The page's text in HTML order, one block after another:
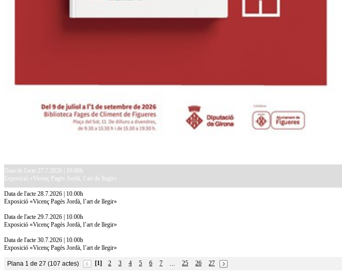
Data de l'acte 27.7.2026 | 10.00h
Exposició «Vicenç Pagès Jordà, l’art de llegir»
Data de l'acte 28.7.2026 | 10.00h
Exposició «Vicenç Pagès Jordà, l’art de llegir»
Data de l'acte 29.7.2026 | 10.00h
Exposició «Vicenç Pagès Jordà, l’art de llegir»
Data de l'acte 30.7.2026 | 10.00h
Exposició «Vicenç Pagès Jordà, l’art de llegir»
Plana 1 de 27 (107 actes) [1] 2 3 4 5 6 7 … 25 26
27